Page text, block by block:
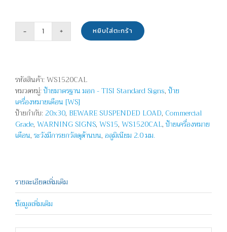
จำนวน
ยก
วัสดุ
ด้าน
บน
-
BEWARE
หยิบใส่ตะกร้า
รหัสสินค้า:WS1520CAL
หมวดหมู่:ป้ายมาตรฐาน มอก - TISI Standard Signs, ป้าย
เครื่องหมายเตือน [WS]
ป้ายกำกับ:20x30, BEWARE SUSPENDED LOAD, Commercial
Grade, WARNING SIGNS, WS15, WS1520CAL, ป้ายเครื่องหมาย
เตือน, ระวังมีการยกวัสดุด้านบน, อลูมิเนียม 2.0 มม.
รายละเอียดเพิ่มเติม
ข้อมูลเพิ่มเติม